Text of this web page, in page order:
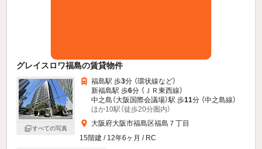
グレイスロワ福島の賃貸物件
すべての写真
福島駅 歩3分 （環状線など）
新福島駅 歩6分 （ＪＲ東西線）
中之島（大阪国際会議場）駅 歩11分 （中之島線）
ほか10駅（徒歩20分圏内）
大阪府大阪市福島区福島７丁目
15階建 / 12年6ヶ月 / RC